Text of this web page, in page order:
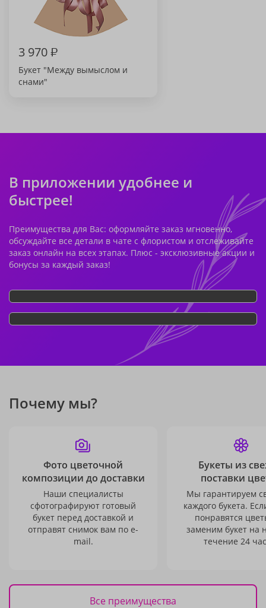
3 970₽
Букет "Между вымыслом и
снами"
В приложении удобнее и
быстрее!
Преимущества для Вас: оформляйте заказ мгновенно,
обсуждайте все детали в чате с флористом и отслеживайте
заказ онлайн на всех этапах. Плюс - эксклюзивные акции и
бонусы за каждый заказ!
Почему мы?
Фото цветочной
композиции до доставки
Наши специалисты
сфотографируют готовый
букет перед доставкой и
отправят снимок вам по e-
mail.
Букеты из
поставки
Мы гарантируем
каждого букета.
понравятся
заменим букет на
течение 24
Все преимущества